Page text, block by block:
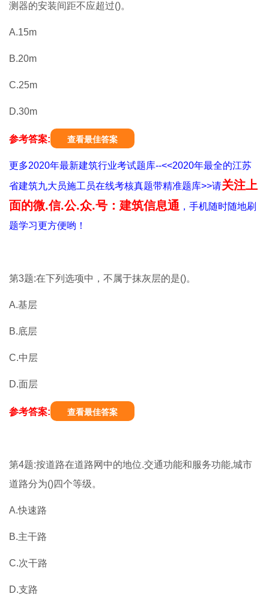
测器的安装间距不应超过()。
A.15m
B.20m
C.25m
D.30m
参考答案: 查看最佳答案
更多2020年最新建筑行业考试题库--<<2020年最全的江苏
省建筑九大员施工员在线考核真题带精准题库>>请关注上
面的微.信.公.众.号：建筑信息通 ，手机随时随地刷
题学习更方便哟！
第3题:在下列选项中，不属于抹灰层的是()。
A.基层
B.底层
C.中层
D.面层
参考答案: 查看最佳答案
第4题:按道路在道路网中的地位.交通功能和服务功能,城市
道路分为()四个等级。
A.快速路
B.主干路
C.次干路
D.支路